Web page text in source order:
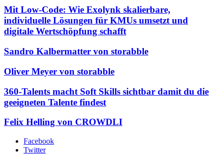
Mit Low-Code: Wie Exolynk skalierbare,
individuelle Lösungen für KMUs umsetzt und
digitale Wertschöpfung schafft
Sandro Kalbermatter von storabble
Oliver Meyer von storabble
360-Talents macht Soft Skills sichtbar damit du die
geeigneten Talente findest
Felix Helling von CROWDLI
Facebook
Twitter